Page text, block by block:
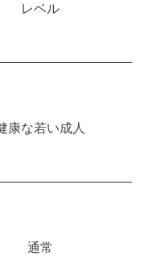
レベル
康な若い成人
通常